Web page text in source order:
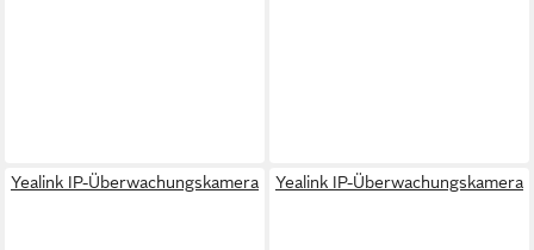
Yealink IP-Überwachungskamera Yealink IP-Überwachungskamera